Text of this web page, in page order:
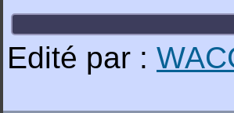
Edité par :